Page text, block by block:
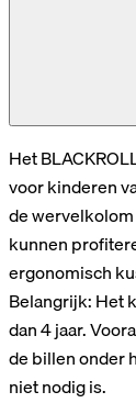
Het
voor kinderen
de
kunnen
ergonomisch
Belangrijk: Het
dan 4 jaar.
de billen onder
niet nodig is.